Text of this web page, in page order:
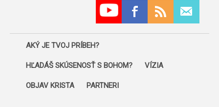
AKÝ JE TVOJ PRÍBEH?
HĽADÁŠ SKÚSENOSŤ S BOHOM? VÍZIA
OBJAV KRISTA PARTNERI